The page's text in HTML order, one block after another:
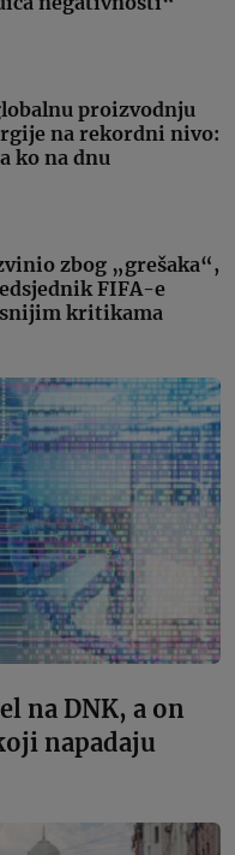
proizvodnju
na rekordni nivo:
ko na dnu
zbog „grešaka“,
FIFA-e
kritikama
na DNK, a on
napadaju